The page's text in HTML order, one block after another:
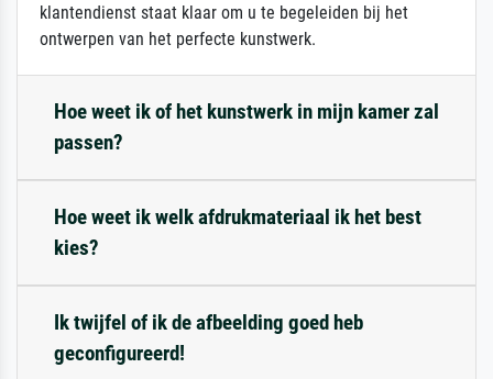
klantendienst staat klaar om u te begeleiden bij het
ontwerpen van het perfecte kunstwerk.
Hoe weet ik of het kunstwerk in mijn kamer zal
passen?
Hoe weet ik welk afdrukmateriaal ik het best
kies?
Ik twijfel of ik de afbeelding goed heb
geconfigureerd!